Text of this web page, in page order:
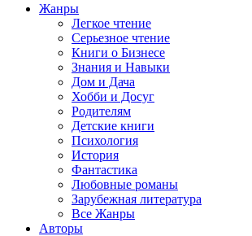
Жанры
Легкое чтение
Серьезное чтение
Книги о Бизнесе
Знания и Навыки
Дом и Дача
Хобби и Досуг
Родителям
Детские книги
Психология
История
Фантастика
Любовные романы
Зарубежная литература
Все Жанры
Авторы